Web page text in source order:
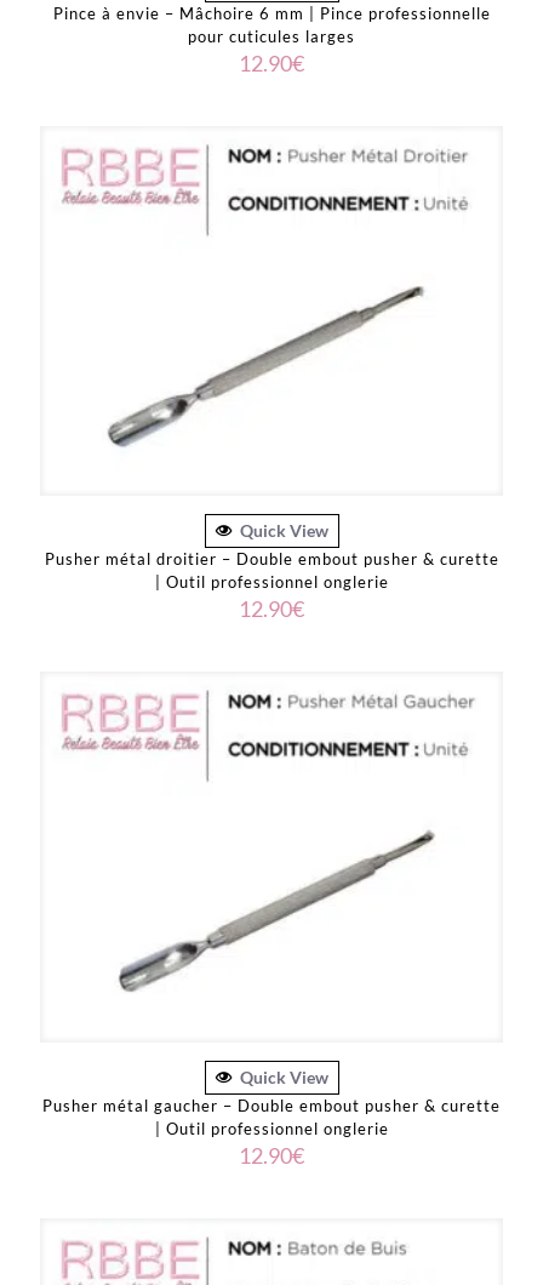
Pince à envie – Mâchoire 6 mm | Pince professionnelle
pour cuticules larges
12.90€
Quick View
Pusher métal droitier – Double embout pusher & curette
| Outil professionnel onglerie
12.90€
Quick View
Pusher métal gaucher – Double embout pusher & curette
| Outil professionnel onglerie
12.90€